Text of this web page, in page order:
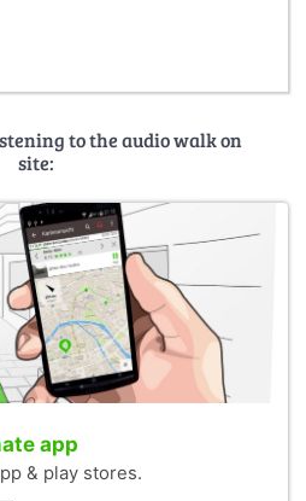
to the audio walk on
site:
app
& play stores.